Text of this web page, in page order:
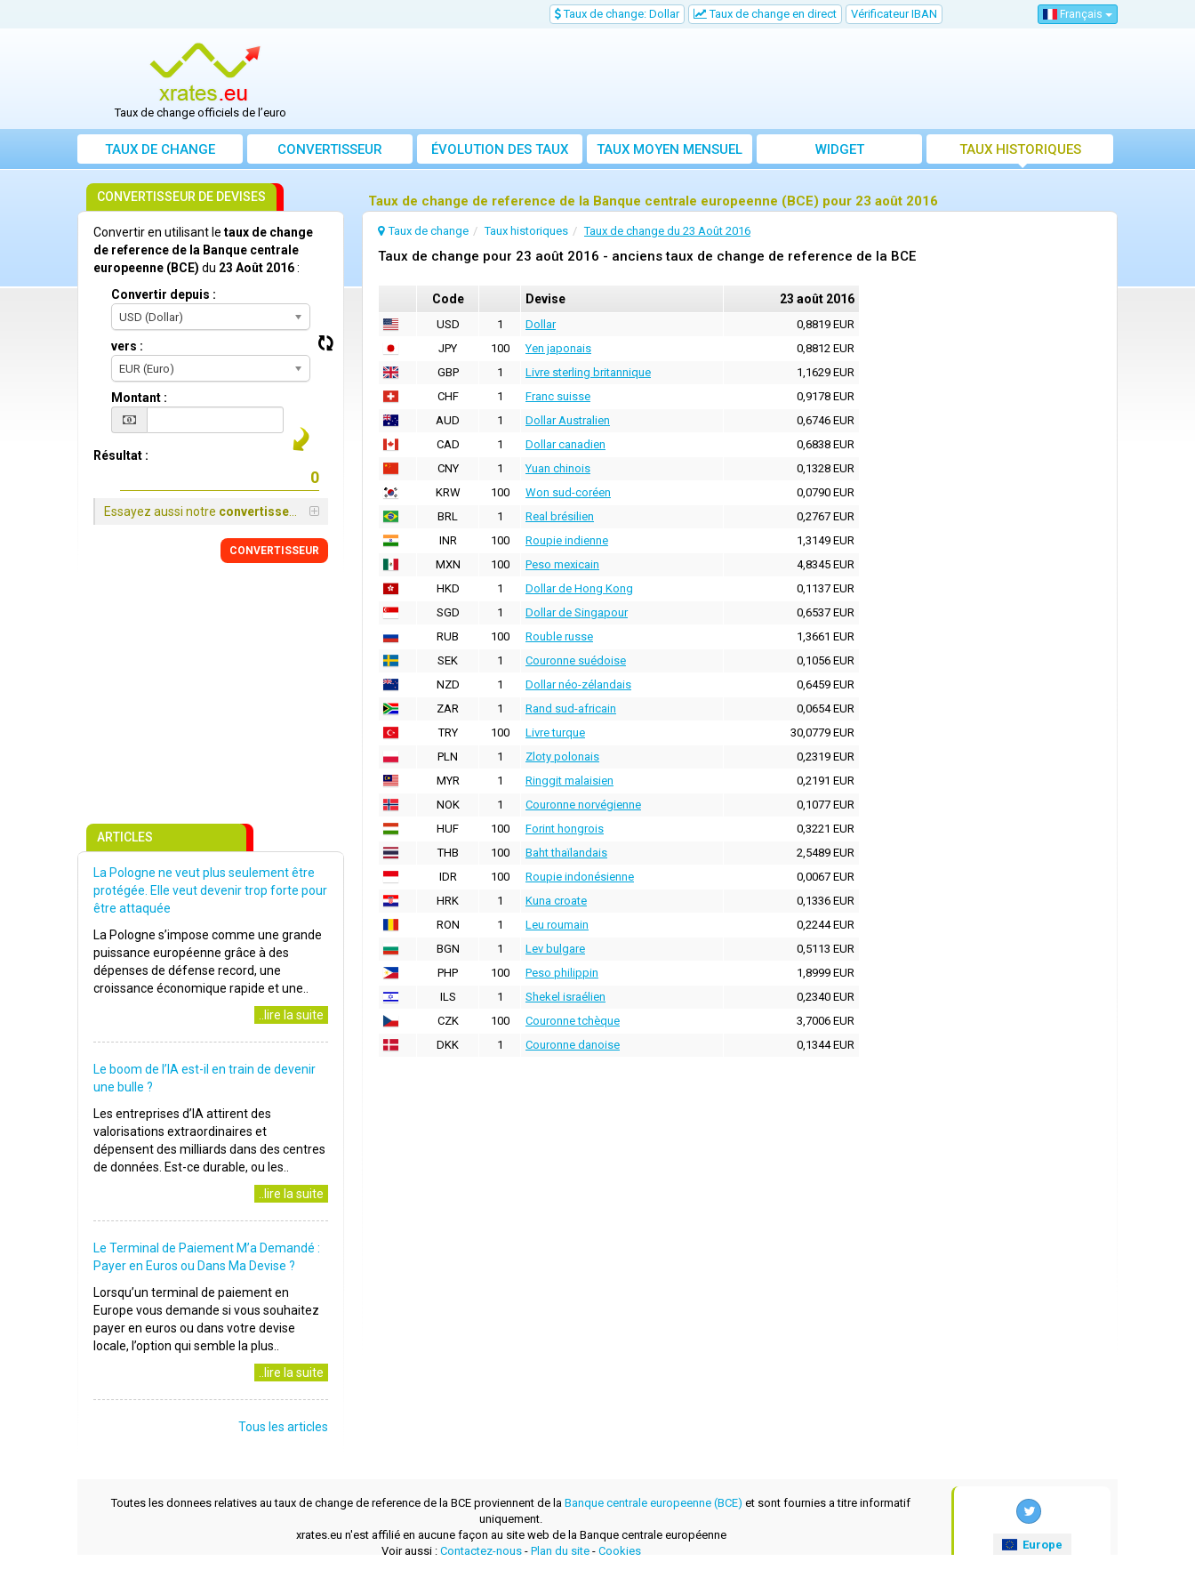
Taux de change: Dollar Taux de change en direct Vérificateur IBAN Français
Taux de change officiels de l’euro
TAUX DE CHANGE CONVERTISSEUR ÉVOLUTION DES TAUX TAUX MOYEN MENSUEL WIDGET TAUX HISTORIQUES
Taux de change de reference de la Banque centrale europeenne (BCE) pour 23 août 2016
Taux de change Taux historiques Taux de change du 23 Août 2016
Taux de change pour 23 août 2016 - anciens taux de change de reference de la BCE
Code Devise 23 août 2016
USD 1 Dollar
0,8819 EUR
JPY
100 Yen japonais
0,8812 EUR
GBP
1 Livre sterling britannique
1,1629 EUR
CHF
1 Franc suisse
0,9178 EUR
AUD
1 Dollar Australien
0,6746 EUR
CAD
1 Dollar canadien
0,6838 EUR
CNY
1 Yuan chinois
0,1328 EUR
KRW
100 Won sud-coréen
0,0790 EUR
BRL
1 Real brésilien
0,2767 EUR
INR
100 Roupie indienne
1,3149 EUR
MXN
100 Peso mexicain
4,8345 EUR
HKD
1 Dollar de Hong Kong
0,1137 EUR
SGD
1 Dollar de Singapour
0,6537 EUR
RUB
100 Rouble russe
1,3661 EUR
SEK
1 Couronne suédoise
0,1056 EUR
NZD
1 Dollar néo-zélandais
0,6459 EUR
ZAR
1 Rand sud-africain
0,0654 EUR
TRY
100 Livre turque
30,0779 EUR
PLN
1 Zloty polonais
0,2319 EUR
MYR
1 Ringgit malaisien
0,2191 EUR
NOK
1 Couronne norvégienne
0,1077 EUR
HUF
100 Forint hongrois
0,3221 EUR
THB
100 Baht thaïlandais
2,5489 EUR
IDR
100 Roupie indonésienne
0,0067 EUR
HRK
1 Kuna croate
0,1336 EUR
RON
1 Leu roumain
0,2244 EUR
BGN
1 Lev bulgare
0,5113 EUR
PHP
100 Peso philippin
1,8999 EUR
ILS
1 Shekel israélien
0,2340 EUR
CZK
100 Couronne tchèque
3,7006 EUR
DKK
1 Couronne danoise 0,1344 EUR
CONVERTISSEUR DE DEVISES
Convertir en utilisant le taux de change
de reference de la Banque centrale
europeenne (BCE) du 23 Août 2016:
Convertir depuis :
USD (Dollar)
vers :
EUR (Euro)
Montant :
Résultat :
Essayez aussi notre convertisseur
CONVERTISSEUR
ARTICLES
La Pologne ne veut plus seulement être
protégée. Elle veut devenir trop forte pour
être attaquée
La Pologne s’impose comme une grande
puissance européenne grâce à des
dépenses de défense record, une
croissance économique rapide et une..
..lire la suite
Le boom de l’IA est-il en train de devenir
une bulle ?
Les entreprises d’IA attirent des
valorisations extraordinaires et
dépensent des milliards dans des centres
de données. Est-ce durable, ou les..
..lire la suite
Le Terminal de Paiement M’a Demandé :
Payer en Euros ou Dans Ma Devise ?
Lorsqu’un terminal de paiement en
Europe vous demande si vous souhaitez
payer en euros ou dans votre devise
locale, l’option qui semble la plus..
..lire la suite
Tous les articles
Toutes les donnees relatives au taux de change de reference de la BCE proviennent de la Banque centrale europeenne (BCE) et sont fournies a titre informatif
uniquement.
xrates.eu n'est affilié en aucune façon au site web de la Banque centrale européenne
Voir aussi : Contactez-nous- Plan du site- Cookies
Europe